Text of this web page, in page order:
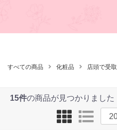
すべての商品 化粧品 店頭で受取
15件の商品が見つかりました